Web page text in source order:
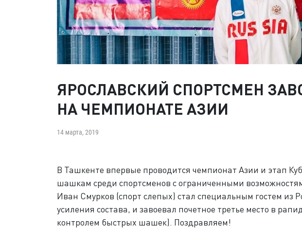
ЯРОСЛАВСКИЙ СПОРТСМЕН
НА ЧЕМПИОНАТЕ АЗИИ
14 марта, 2019
В Ташкенте впервые проводится чемпионат Азии и этап
шашкам среди спортсменов с ограниченными
Иван Смурков (спорт слепых) стал специальным гостем из
усиления состава, и завоевал почетное третье место в
контролем быстрых шашек). Поздравляем!